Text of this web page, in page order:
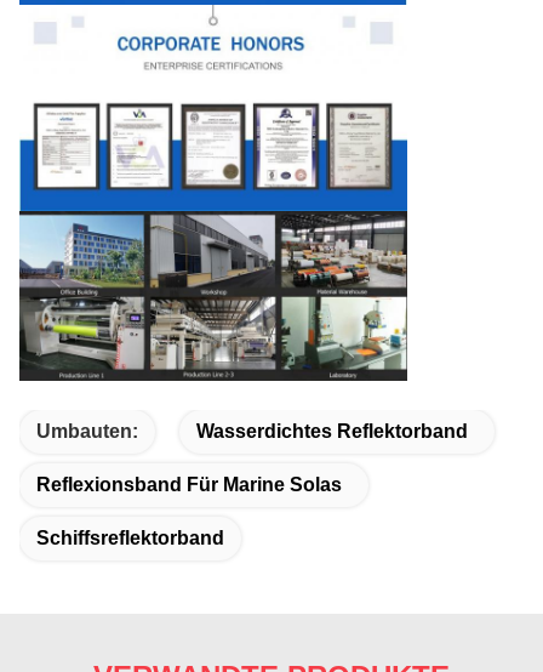
Umbauten: Wasserdichtes Reflektorband
Reflexionsband Für Marine Solas
Schiffsreflektorband